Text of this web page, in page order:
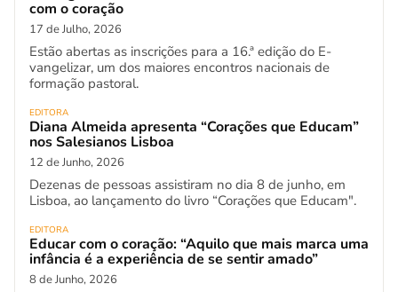
com o coração
17 de Julho, 2026
Estão abertas as inscrições para a 16.ª edição do E-
vangelizar, um dos maiores encontros nacionais de
formação pastoral.
EDITORA
Diana Almeida apresenta “Corações que Educam”
nos Salesianos Lisboa
12 de Junho, 2026
Dezenas de pessoas assistiram no dia 8 de junho, em
Lisboa, ao lançamento do livro “Corações que Educam".
EDITORA
Educar com o coração: “Aquilo que mais marca uma
infância é a experiência de se sentir amado”
8 de Junho, 2026